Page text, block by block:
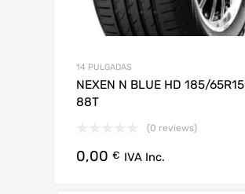
14 PULGADAS
NEXEN N BLUE HD 185/65R15
88T
(0 reviews)
0,00 € IVA Inc.